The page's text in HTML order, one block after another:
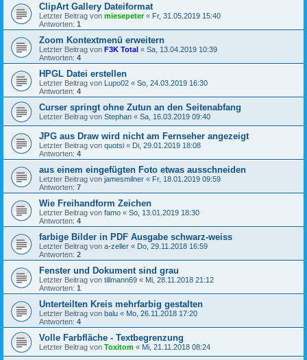
ClipArt Gallery Dateiformat
Letzter Beitrag von miesepeter« Fr, 31.05.2019 15:40
Antworten: 1
Zoom Kontextmenü erweitern
Letzter Beitrag von F3K Total « Sa, 13.04.2019 10:39
Antworten: 4
HPGL Datei erstellen
Letzter Beitrag von Lupo02 « So, 24.03.2019 16:30
Antworten: 4
Curser springt ohne Zutun an den Seitenabfang
Letzter Beitrag von Stephan « Sa, 16.03.2019 09:40
JPG aus Draw wird nicht am Fernseher angezeigt
Letzter Beitrag von quotsi « Di, 29.01.2019 18:08
Antworten: 4
aus einem eingefügten Foto etwas ausschneiden
Letzter Beitrag von jamesmilner « Fr, 18.01.2019 09:59
Antworten: 7
Wie Freihandform Zeichen
Letzter Beitrag von famo « So, 13.01.2019 18:30
Antworten: 4
farbige Bilder in PDF Ausgabe schwarz-weiss
Letzter Beitrag von a-zeller « Do, 29.11.2018 16:59
Antworten: 2
Fenster und Dokument sind grau
Letzter Beitrag von tillmann69 « Mi, 28.11.2018 21:12
Antworten: 1
Unterteilten Kreis mehrfarbig gestalten
Letzter Beitrag von balu « Mo, 26.11.2018 17:20
Antworten: 4
Volle Farbfläche - Textbegrenzung
Letzter Beitrag von Toxitom « Mi, 21.11.2018 08:24